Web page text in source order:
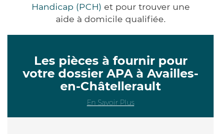
Handicap (PCH) et pour trouver une
aide à domicile qualifiée.
Les pièces à fournir pour
votre dossier APA à Availles-
en-Châtellerault
En Savoir Plus